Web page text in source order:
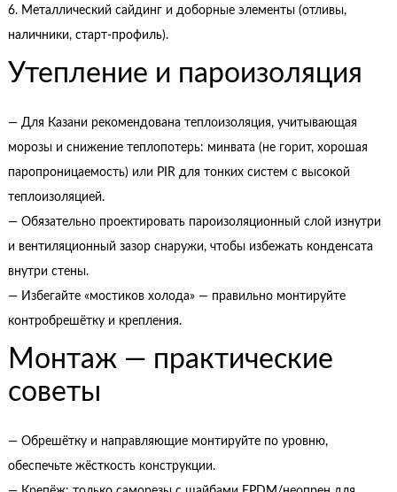
6. Металлический сайдинг и доборные элементы (отливы,
наличники, старт-профиль).
Утепление и пароизоляция
— Для Казани рекомендована теплоизоляция, учитывающая
морозы и снижение теплопотерь: минвата (не горит, хорошая
паропроницаемость) или PIR для тонких систем с высокой
теплоизоляцией.
— Обязательно проектировать пароизоляционный слой изнутри
и вентиляционный зазор снаружи, чтобы избежать конденсата
внутри стены.
— Избегайте «мостиков холода» — правильно монтируйте
контробрешётку и крепления.
Монтаж — практические
советы
— Обрешётку и направляющие монтируйте по уровню,
обеспечьте жёсткость конструкции.